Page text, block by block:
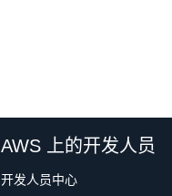
AWS 上的开发人员
开发人员中心